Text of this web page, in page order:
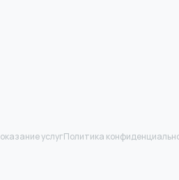
услугПолитика